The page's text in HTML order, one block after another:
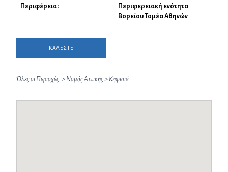
Περιφέρεια:
Περιφερειακή ενότητα
Βορείου Τομέα Αθηνών
ΚΑΛΕΣΤΕ
Όλες οι Περιοχές:> Νομός Αττικής> Κηφισιά